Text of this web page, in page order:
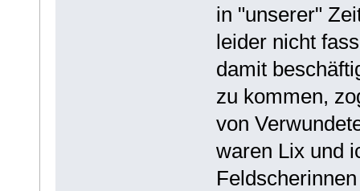
in "unserer"
leider nicht
damit
zu kommen,
von
waren Lix und